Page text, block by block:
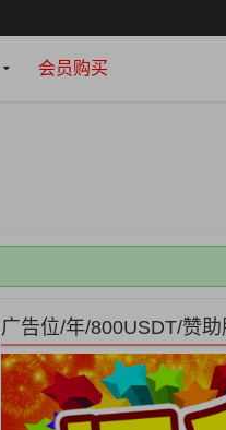
会员购买
广告位/年/800USDT/赞助